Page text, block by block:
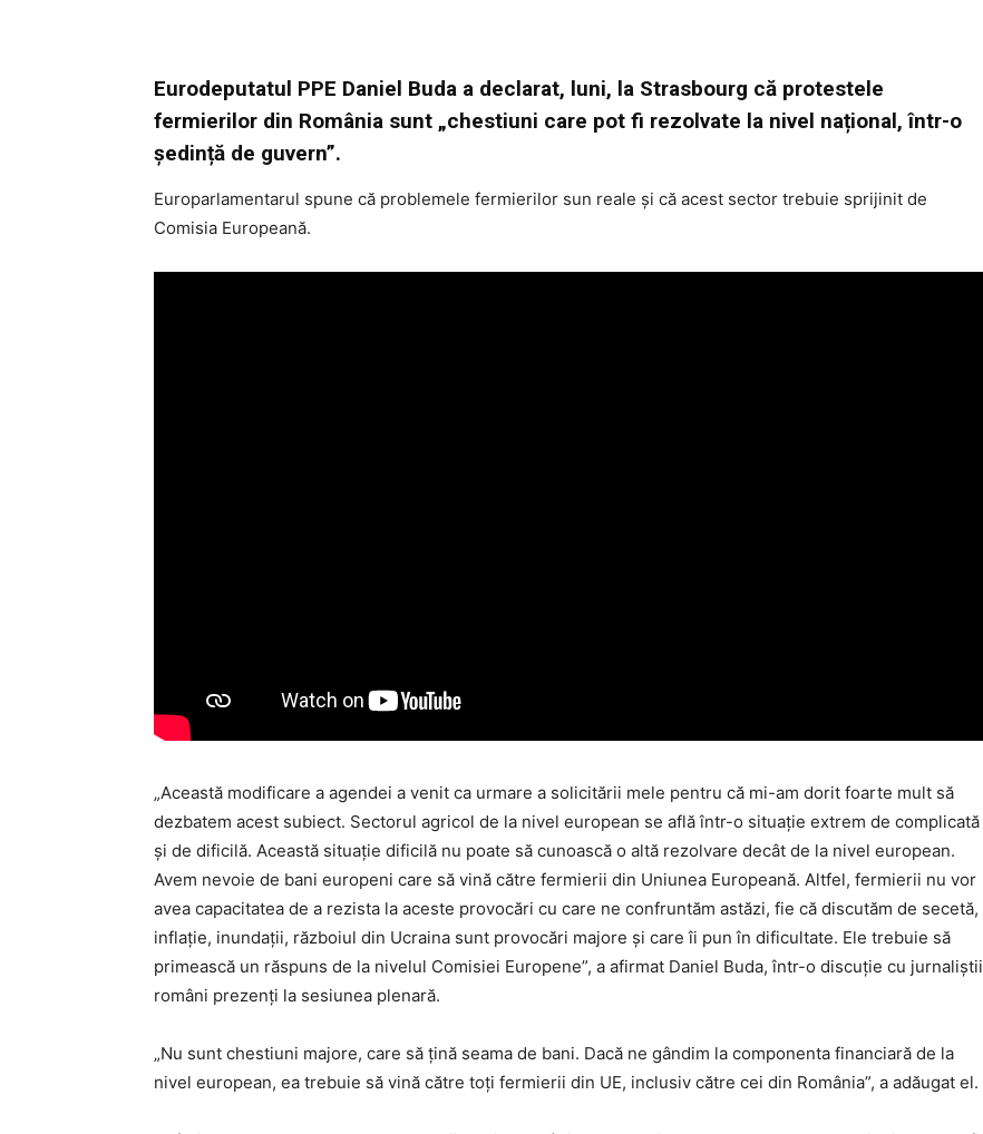
Click pe imagine
Eurodeputatul PPE Daniel Buda a declarat, luni, la Strasbourg că protestele
fermierilor din România sunt „chestiuni care pot fi rezolvate la nivel național, într-o
ședință de guvern”.
Europarlamentarul spune că problemele fermierilor sun reale şi că acest sector trebuie sprijinit de
Comisia Europeană.
„Această modificare a agendei a venit ca urmare a solicitării mele pentru că mi-am dorit foarte mult să
dezbatem acest subiect. Sectorul agricol de la nivel european se află într-o situație extrem de complicată
și de dificilă. Această situație dificilă nu poate să cunoască o altă rezolvare decât de la nivel european.
Avem nevoie de bani europeni care să vină către fermierii din Uniunea Europeană. Altfel, fermierii nu vor
avea capacitatea de a rezista la aceste provocări cu care ne confruntăm astăzi, fie că discutăm de secetă,
inflație, inundații, războiul din Ucraina sunt provocări majore și care îi pun în dificultate. Ele trebuie să
primească un răspuns de la nivelul Comisiei Europene”, a afirmat Daniel Buda, într-o discuție cu jurnaliștii
români prezenți la sesiunea plenară.
„Nu sunt chestiuni majore, care să țină seama de bani. Dacă ne gândim la componenta financiară de la
nivel european, ea trebuie să vină către toți fermierii din UE, inclusiv către cei din România”, a adăugat el.